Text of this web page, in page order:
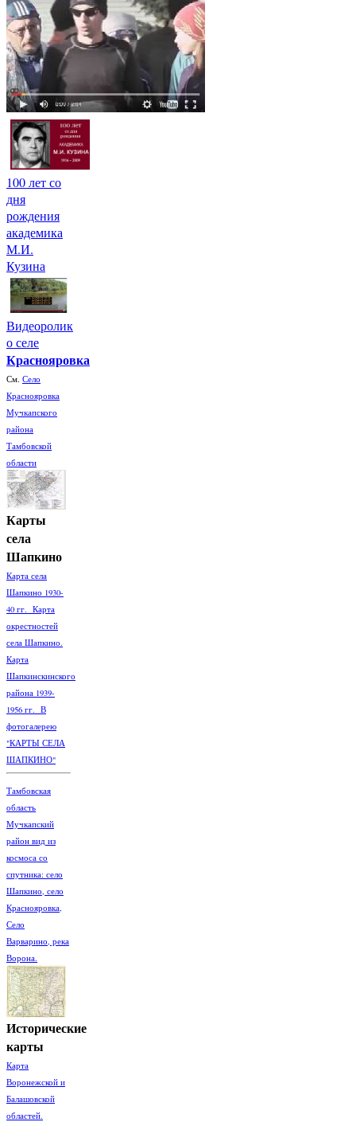
100 лет со
дня
рождения
академика
М.И.
Кузина
Видеоролик
о селе
Краснояровка
См. Село
Краснояровка
Мучкапского
района
Тамбовской
области
Карты
села
Шапкино
Карта села
Шапкино 1930-
40 гг. Карта
окрестностей
села Шапкино.
Карта
Шапкинскинского
района 1939-
1956 гг. В
фотогалерею
"КАРТЫ СЕЛА
ШАПКИНО"
Тамбовская
область
Мучкапский
район вид из
космоса со
спутника: село
Шапкино, село
Краснояровка,
Село
Варварино, река
Ворона.
Исторические
карты
Карта
Воронежской и
Балашовской
областей.